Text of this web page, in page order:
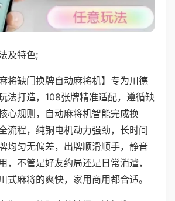
及特色;
将缺门换牌自动麻将机】专为川德
法打造，108张牌精准适配，遵循缺
心规则，自动麻将机智能完成换
流程，纯铜电机动力强劲，长时间
均匀无偏差，出牌顺滑顺手，静音
，不管是好友约局还是日常消遣，
式麻将的爽快，家用商用都合适。